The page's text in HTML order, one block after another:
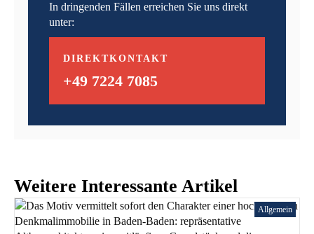
In dringenden Fällen erreichen Sie uns direkt
unter:
DIREKTKONTAKT
+49 7224 7085
Weitere Interessante Artikel
Allgemein